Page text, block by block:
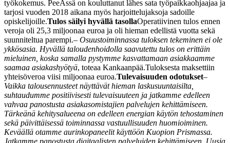
työkokemus. PeeÄssä on kouluttanut lähes sata työpaikkaohjaajaa ja
tarjosi vuoden 2018 aikana myös harjoittelujaksoja sadoille
opiskelijoille.Tulos säilyi hyvällä tasollaOperatiivinen tulos ennen
veroja oli 25,3 miljoonaa euroa ja oli hieman edellistä vuotta sekä
suunniteltua parempi.– Osuustoiminnassa tuloksen tekeminen ei ole
ykkösasia. Hyvällä taloudenhoidolla saavutettu tulos on erittäin
mieluinen, koska samalla pystymme kasvattamaan asiakkaamme
saamaa asiakashyötyä, toteaa Kankaanpää.Tuloksesta maksettiin
yhteisöveroa viisi miljoonaa euroa.Tulevaisuuden odotukset–
Vaikka talousennusteet näyttävät hieman laskusuuntaisilta,
suhtaudumme positiivisesti tulevaisuuteen ja jatkamme edelleen
vahvaa panostusta asiakasomistajien palvelujen kehittämiseen.
Tärkeänä kehitysalueena on edelleen energian käytön tehostaminen
sekä päivittäisessä toiminnassa vastuullisuuden huomioiminen.
Keväällä otamme aurinkopaneelit käyttöön Kuopion Prismassa.
Jatkamme panostusta digitaalisten palveluiden kehittämiseen. Uusia